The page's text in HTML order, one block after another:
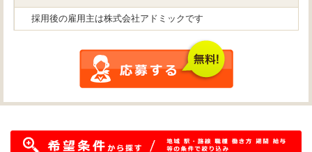
採用後の雇用主は株式会社アドミックです